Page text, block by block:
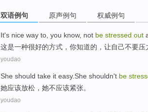
双语例句 原声例句 权威例句
It's nice way to you know, not be stressed out
这是一种很好的方式 ， 你知道的， 让自己不要压
youdao
She should take it easy.She shouldn't be
她应该放松 ，她不应该紧张。
youdao